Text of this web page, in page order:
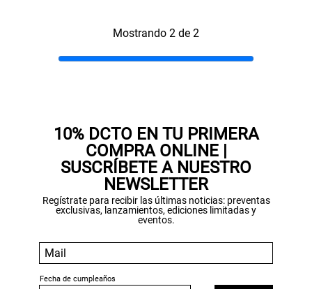
Mostrando 2 de 2
10% DCTO EN TU PRIMERA
COMPRA ONLINE |
SUSCRÍBETE A NUESTRO
NEWSLETTER
Regístrate para recibir las últimas noticias: preventas
exclusivas, lanzamientos, ediciones limitadas y
eventos.
Gracias por inscribirte!
Aquí esta tu cupón, usalo en tu siguiente